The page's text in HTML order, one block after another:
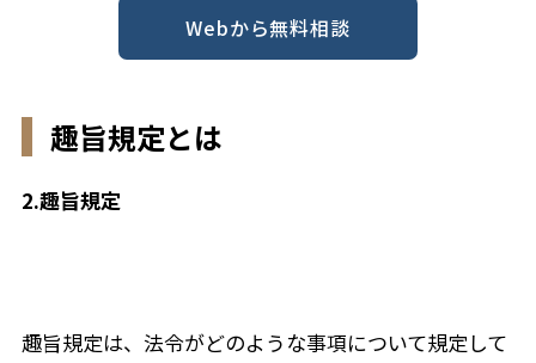
Webから無料相談
趣旨規定とは
2.趣旨規定
趣旨規定は、法令がどのような事項について規定して